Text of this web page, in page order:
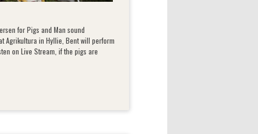
for Pigs and Man sound
Agrikultura in Hyllie, Bent will perform
on Live Stream, if the pigs are